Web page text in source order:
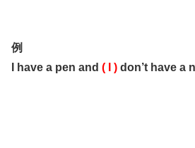
例
I have a pen and ( I ) don’t have a